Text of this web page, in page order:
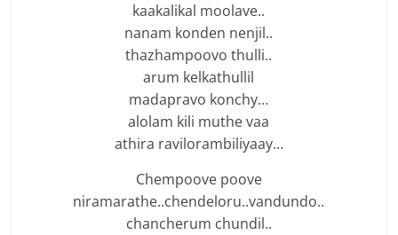
kaakalikal moolave..
nanam konden nenjil..
thazhampoovo thulli..
arum kelkathullil
madapravo konchy…
alolam kili muthe vaa
athira ravilorambiliyaay…
Chempoove poove
niramarathe..chendeloru..vandundo..
chancherum chundil..